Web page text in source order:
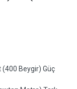
Beygir) Güç